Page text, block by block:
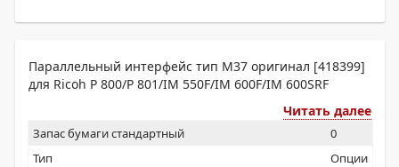
Параллельный интерфейс тип M37 оригинал [418399]
для Ricoh P 800/P 801/IM 550F/IM 600F/IM 600SRF
Читать далее
Запас бумаги стандартный
0
Тип
Опции